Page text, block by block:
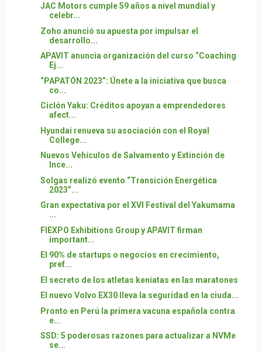
JAC Motors cumple 59 años a nivel mundial y
celebr...
Zoho anunció su apuesta por impulsar el
desarrollo...
APAVIT anuncia organización del curso “Coaching
Ej...
“PAPATÓN 2023”: Únete a la iniciativa que busca
co...
Ciclón Yaku: Créditos apoyan a emprendedores
afect...
Hyundai renueva su asociación con el Royal
College...
Nuevos Vehículos de Salvamento y Extinción de
Ince...
Solgas realizó evento “Transición Energética
2023”...
Gran expectativa por el XVI Festival del Yakumama
...
FIEXPO Exhibitions Group y APAVIT firman
important...
El 90% de startups o negocios en crecimiento,
pref...
El secreto de los atletas keniatas en las maratones
El nuevo Volvo EX30 lleva la seguridad en la ciuda...
Pronto en Perú la primera vacuna española contra
e...
SSD: 5 poderosas razones para actualizar a NVMe
se...